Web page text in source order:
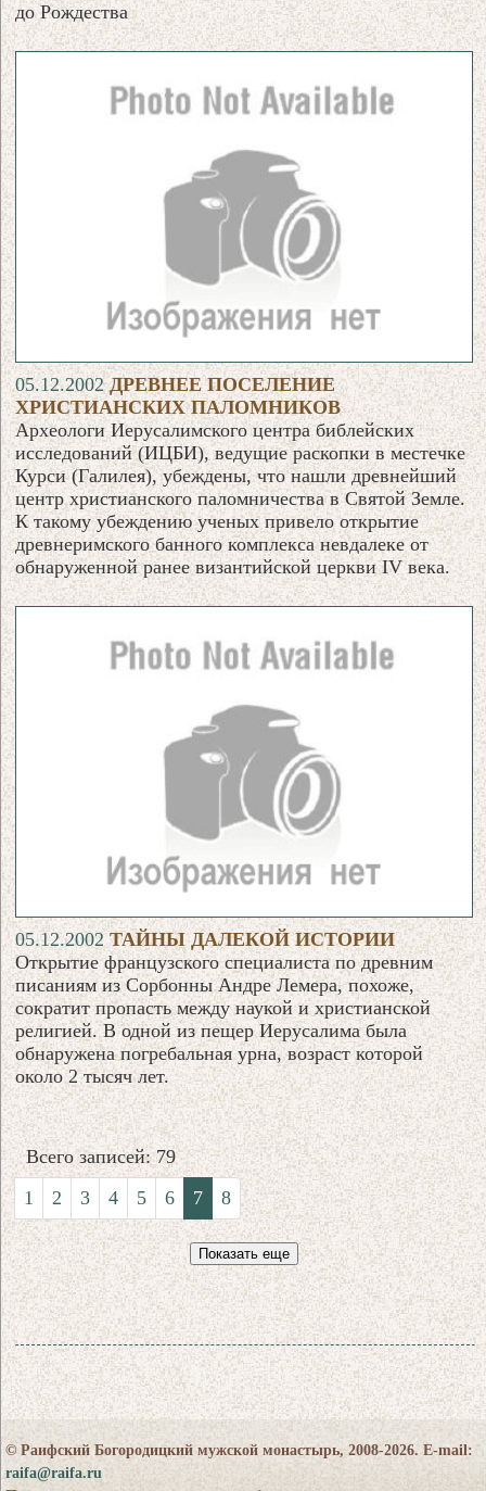
до Рождества
05.12.2002 ДРЕВНЕЕ ПОСЕЛЕНИЕ
ХРИСТИАНСКИХ ПАЛОМНИКОВ
Археологи Иерусалимского центра библейских
исследований (ИЦБИ), ведущие раскопки в местечке
Курси (Галилея), убеждены, что нашли древнейший
центр христианского паломничества в Святой Земле.
К такому убеждению ученых привело открытие
древнеримского банного комплекса невдалеке от
обнаруженной ранее византийской церкви IV века.
05.12.2002ТАЙНЫ ДАЛЕКОЙ ИСТОРИИ
Открытие французского специалиста по древним
писаниям из Сорбонны Андре Лемера, похоже,
сократит пропасть между наукой и христианской
религией. В одной из пещер Иерусалима была
обнаружена погребальная урна, возраст которой
около 2 тысяч лет.
Всего записей: 79
1
2 3 4 5 6 7 8
Показать еще
© Раифский Богородицкий мужской монастырь, 2008-2026. E-mail:
raifa@raifa.ru